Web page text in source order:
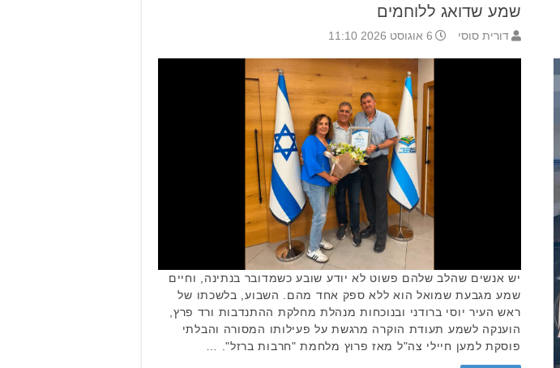
שמע שדואג ללוחמים
דורית סוסי 6 אוגוסט 2026 11:10
יש אנשים שהלב שלהם פשוט לא יודע שובע כשמדובר בנתינה, וחיים
שמע מגבעת שמואל הוא ללא ספק אחד מהם. השבוע, בלשכתו של
ראש העיר יוסי ברודני ובנוכחות מנהלת מחלקת ההתנדבות ורד פרץ,
הוענקה לשמע תעודת הוקרה מרגשת על פעילותו המסורה והבלתי
פוסקת למען חיילי צה"ל מאז פרוץ מלחמת "חרבות ברזל". …